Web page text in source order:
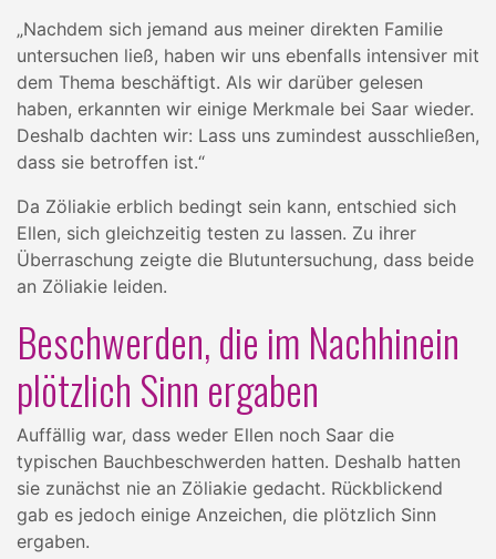
„Nachdem sich jemand aus meiner direkten Familie
untersuchen ließ, haben wir uns ebenfalls intensiver mit
dem Thema beschäftigt. Als wir darüber gelesen
haben, erkannten wir einige Merkmale bei Saar wieder.
Deshalb dachten wir: Lass uns zumindest ausschließen,
dass sie betroffen ist.“
Da Zöliakie erblich bedingt sein kann, entschied sich
Ellen, sich gleichzeitig testen zu lassen. Zu ihrer
Überraschung zeigte die Blutuntersuchung, dass beide
an Zöliakie leiden.
Beschwerden, die im Nachhinein
plötzlich Sinn ergaben
Auffällig war, dass weder Ellen noch Saar die
typischen Bauchbeschwerden hatten. Deshalb hatten
sie zunächst nie an Zöliakie gedacht. Rückblickend
gab es jedoch einige Anzeichen, die plötzlich Sinn
ergaben.